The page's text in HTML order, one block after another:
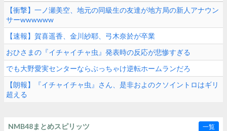
【衝撃】一ノ瀬美空、地元の同級生の友達が地方局の新人アナウン
サーwwwwww
【速報】賀喜遥香、金川紗耶、弓木奈於が卒業
おひさまの『イチャイチャ虫』発表時の反応が悲惨すぎる
でも大野愛実センターならぶっちゃけ逆転ホームランだろ
【朗報】『イチャイチャ虫』さん、是非およのクソイントロはギリ
超える
NMB48まとめスピリッツ 一覧